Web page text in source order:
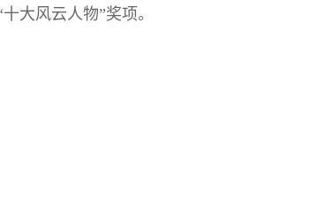
大风云人物”奖项。